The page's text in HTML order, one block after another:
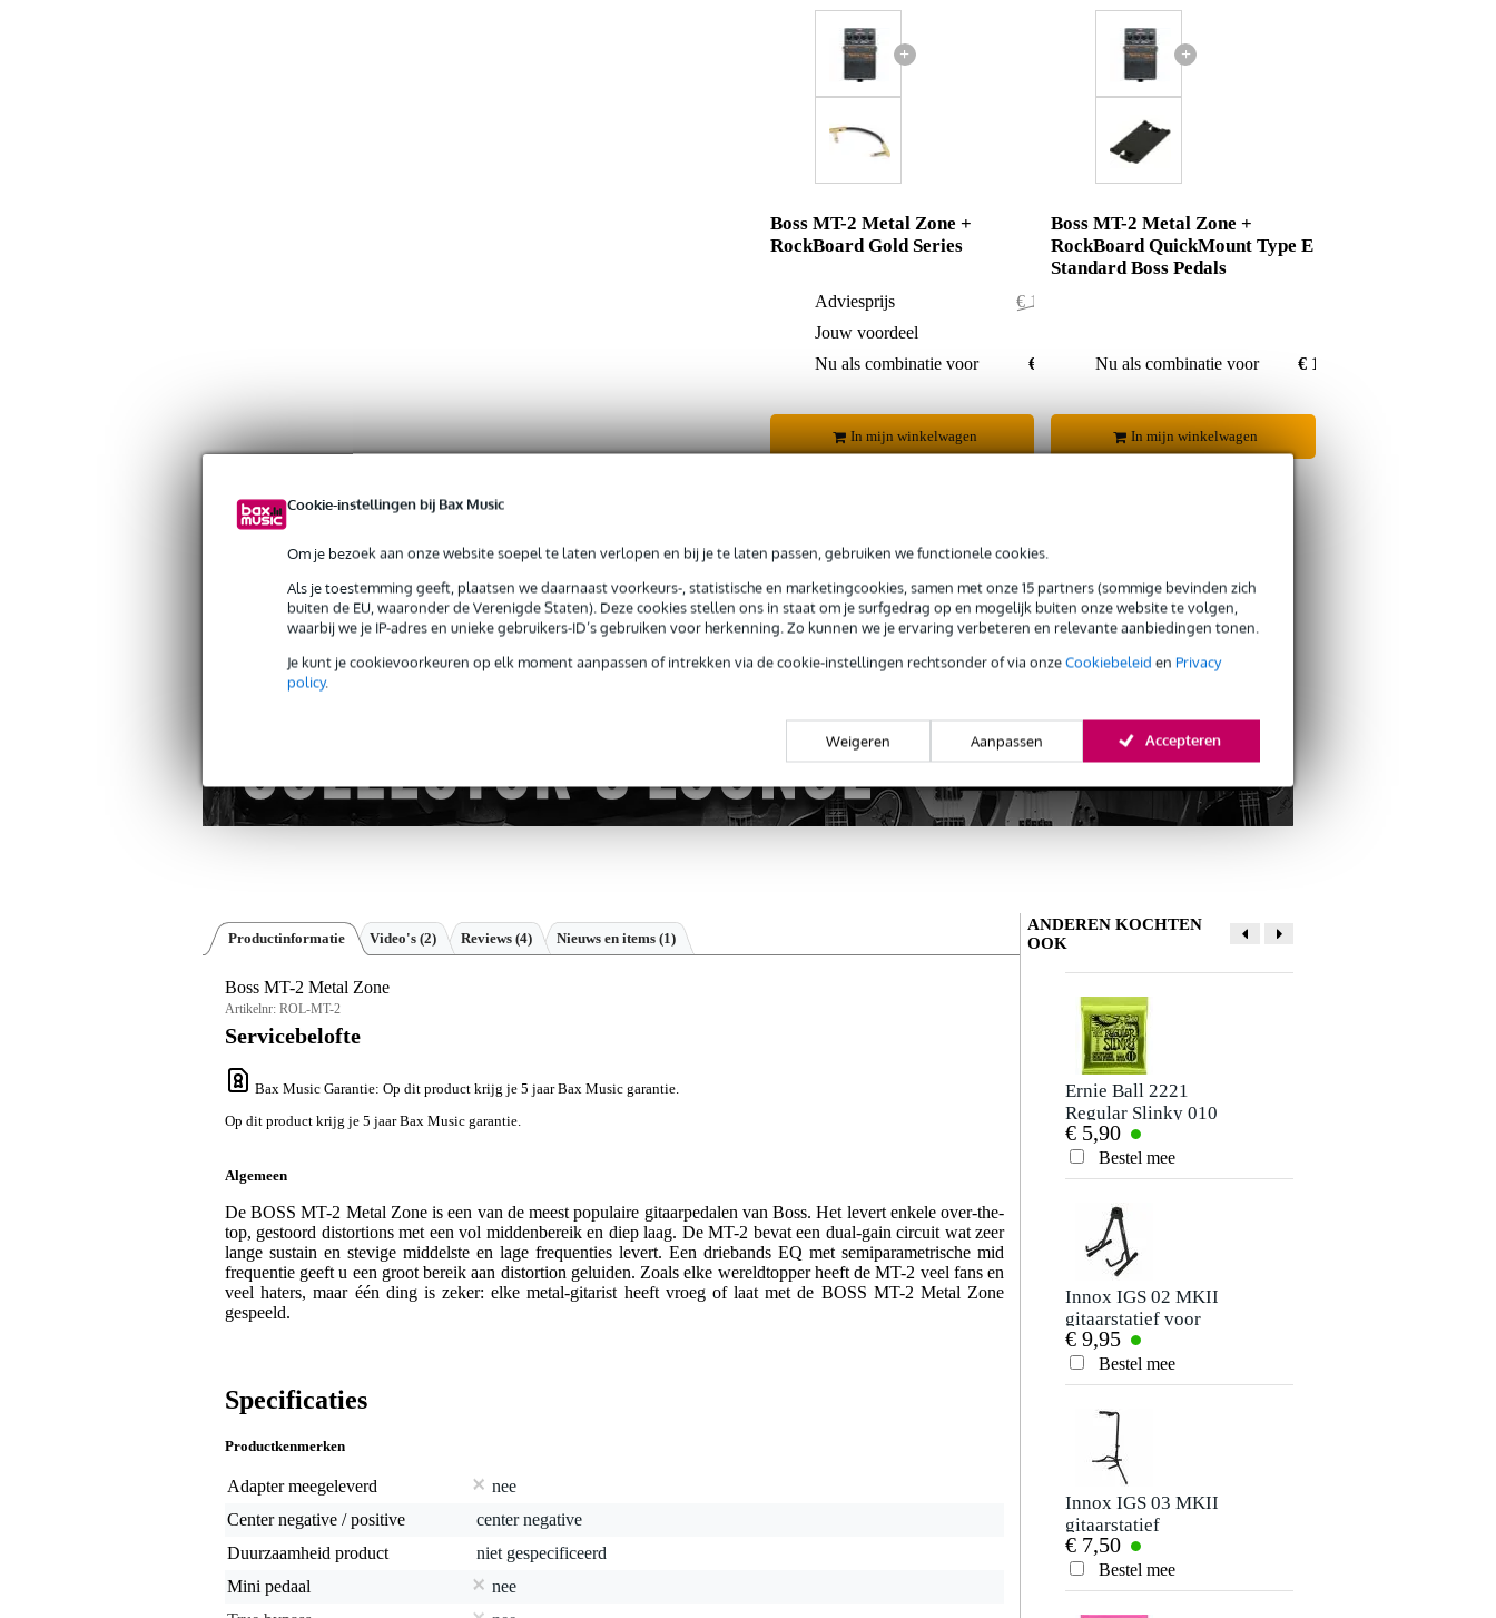
Cookie-instellingen bij Bax Music
Om je bezoek aan onze website soepel te laten verlopen en bij je te laten passen, gebruiken we functionele cookies.
Als je toestemming geeft, plaatsen we daarnaast voorkeurs-, statistische en marketingcookies, samen met onze 15 partners (sommige bevinden zich
buiten de EU, waaronder de Verenigde Staten). Deze cookies stellen ons in staat om je surfgedrag op en mogelijk buiten onze website te volgen,
waarbij we je IP-adres en unieke gebruikers-ID’s gebruiken voor herkenning. Zo kunnen we je ervaring verbeteren en relevante aanbiedingen tonen.
Je kunt je cookievoorkeuren op elk moment aanpassen of intrekken via de cookie-instellingen rechtsonder of via onzeCookiebeleid en Privacy
policy.
Weigeren Aanpassen Accepteren
+
Boss MT-2 Metal Zone +
RockBoard Gold Series
Adviesprijs
€ 140,40
Jouw voordeel
Nu als combinatie voor
€ 140,-
In mijn winkelwagen
+
Boss MT-2 Metal Zone +
RockBoard QuickMount Type E
Standard Boss Pedals
Nu als combinatie voor € 142,90
In mijn winkelwagen
Gratis verzending vanaf € 99,-
30 dagen 'niet goed geld terug' garantie
3 jaar Bax Music garantie
Laagste-prijs-garantie
Gratis retourneren
Gratis CO2-neutrale verzending
Productinformatie Video's (2) Reviews (4) Nieuws en items (1)
Boss MT-2 Metal Zone
Artikelnr: ROL-MT-2
Servicebelofte
Bax Music Garantie: Op dit product krijg je 5 jaar Bax Music garantie.
Op dit product krijg je 5 jaar Bax Music garantie.
Algemeen
De BOSS MT-2 Metal Zone is een van de meest populaire gitaarpedalen van Boss. Het levert enkele over-the-
top, gestoord distortions met een vol middenbereik en diep laag. De MT-2 bevat een dual-gain circuit wat zeer
lange sustain en stevige middelste en lage frequenties levert. Een driebands EQ met semiparametrische mid
frequentie geeft u een groot bereik aan distortion geluiden. Zoals elke wereldtopper heeft de MT-2 veel fans en
veel haters, maar één ding is zeker: elke metal-gitarist heeft vroeg of laat met de BOSS MT-2 Metal Zone
gespeeld.
Specificaties
Productkenmerken
Adapter meegeleverd
nee
Center negative / positive
center negative
Duurzaamheid product
niet gespecificeerd
Mini pedaal
nee
ANDEREN KOCHTEN
OOK
Ernie Ball 2221
Regular Slinky 010
- 046 snarenset
voor elektrische
gitaar
€ 5,90
Bestel mee
Innox IGS 02 MKII
gitaarstatief voor
akoestische gitaar
€ 9,95
Bestel mee
Innox IGS 03 MKII
gitaarstatief
€ 7,50
Bestel mee